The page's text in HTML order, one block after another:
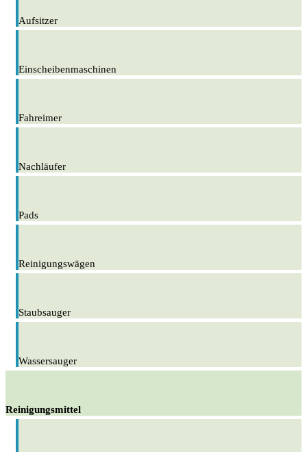
Aufsitzer
Einscheibenmaschinen
Fahreimer
Nachläufer
Pads
Reinigungswägen
Staubsauger
Wassersauger
Reinigungsmittel